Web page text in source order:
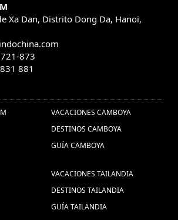
Xa Dan, Distrito Dong Da, Hanoi,
873
881
VACACIONES CAMBOYA
DESTINOS CAMBOYA
GUÍA CAMBOYA
VACACIONES TAILANDIA
DESTINOS TAILANDIA
GUÍA TAILANDIA